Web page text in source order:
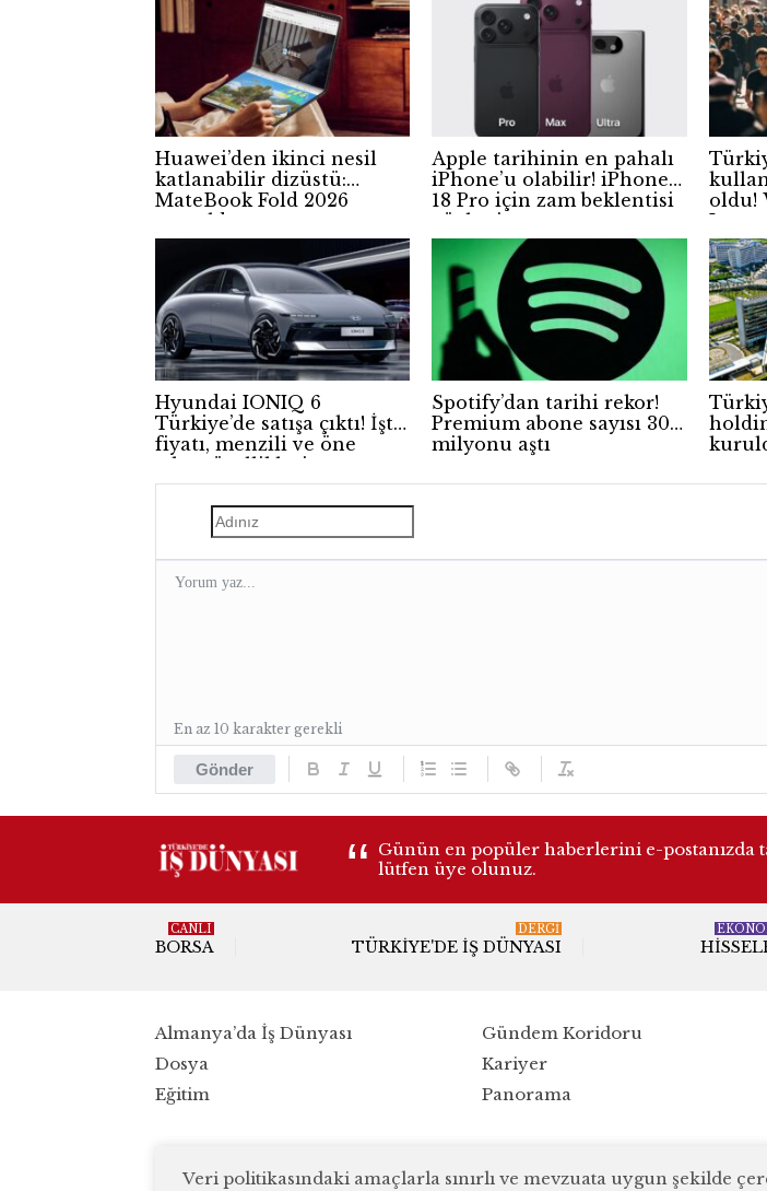
Huawei’den ikinci nesil
katlanabilir dizüstü:
MateBook Fold 2026
tanıtıldı
Apple tarihinin en pahalı
iPhone’u olabilir! iPhone
18 Pro için zam beklentisi
güçleniyor
oldu!
Hyundai IONIQ 6
Türkiye’de satışa çıktı! İşte
fiyatı, menzili ve öne
çıkan özellikleri
Spotify’dan tarihi rekor!
Premium abone sayısı 300
milyonu aştı
Gönder
En az 10 karakter gerekli
Günün en popüler haberlerini e-postanızda
lütfen üye olunuz.
BORSA
CANLI
TÜRKIYE'DE İŞ DÜNYASI
DERGI
Almanya’da İş Dünyası
Dosya
Eğitim
Gündem Koridoru
Kariyer
Panorama
Veri politikasındaki amaçlarla sınırlı ve mevzuata uygun şekilde